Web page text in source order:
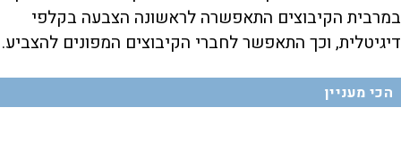
במרבית הקיבוצים התאפשרה לראשונה הצבעה בקלפי
דיגיטלית, וכך התאפשר לחברי הקיבוצים המפונים להצביע.
הכי מעניין